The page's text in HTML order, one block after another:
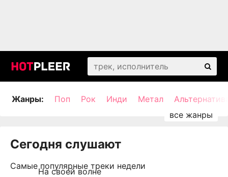
Жанры: Поп Рок Инди Метал
Сегодня слушают
Самые популярные треки недели
На своей волне